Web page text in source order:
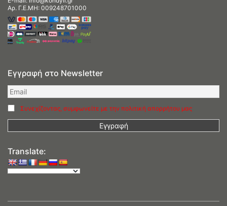
Αρ. Γ.Ε.ΜΗ: 009248701000
Εγγραφή στο Newsletter
Συνεχίζοντας, συμφωνείτε με την πολιτική απορρήτου μας
Translate: